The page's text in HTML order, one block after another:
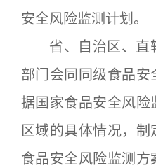
安全风险监测计划。
省、自治区、直
部门会同同级食品
据国家食品安全风
区域的具体情况，
食品安全风险监测